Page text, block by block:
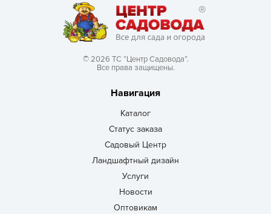
© 2026 ТС “Центр Садовода”.
Все права защищены.
Навигация
Каталог
Статус заказа
Садовый Центр
Ландшафтный дизайн
Услуги
Новости
Оптовикам